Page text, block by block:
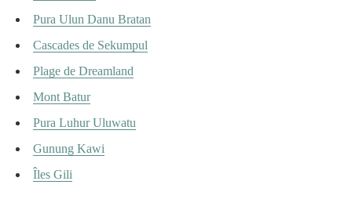
Pura Ulun Danu Bratan
Cascades de Sekumpul
Plage de Dreamland
Mont Batur
Pura Luhur Uluwatu
Gunung Kawi
Îles Gili